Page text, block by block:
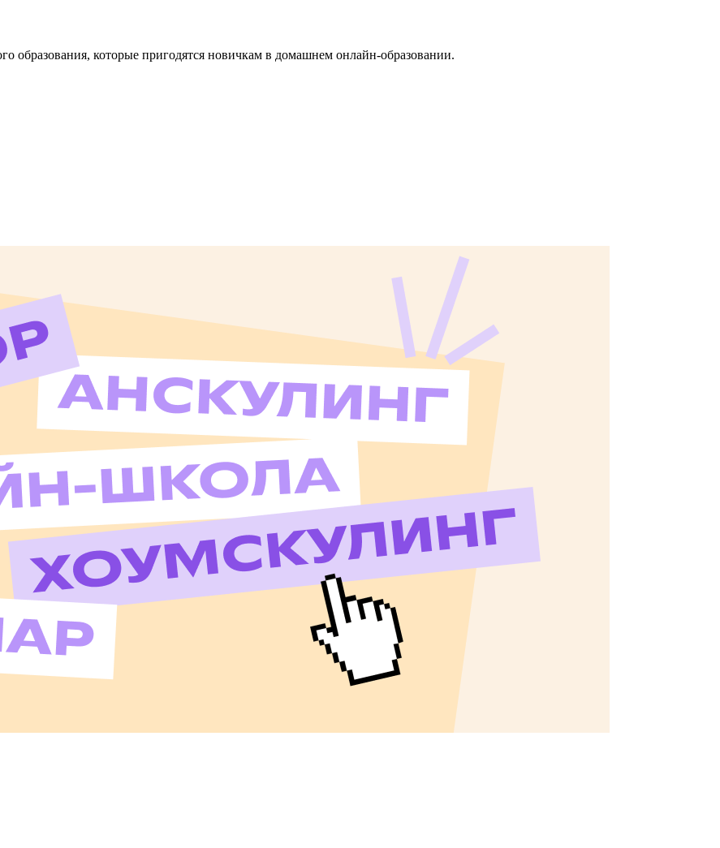
образования, которые пригодятся новичкам в домашнем онлайн-образовании.